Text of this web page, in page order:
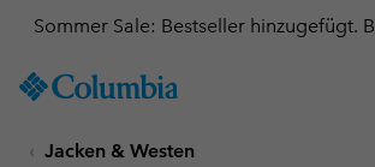
TO
SKIP
Hol dir einen 10 %-Gutschein
Jacken & Westen